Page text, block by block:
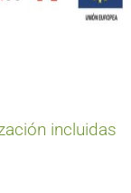
incluidas